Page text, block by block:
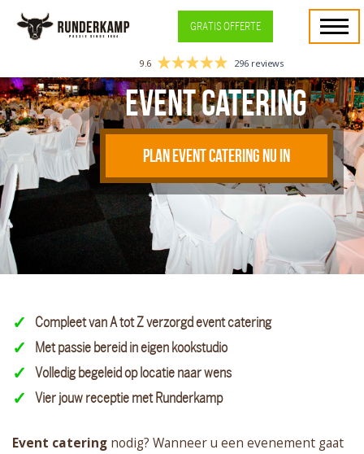
GRATIS OFFERTE
9.6 296 reviews
Event catering
PLAN EVENT CATERING NU IN
Compleet van A tot Z verzorgd event catering
Met passie bereid in eigen kookstudio
Volledig begeleid op locatie naar wens
Vier jouw receptie met Runderkamp
Event catering nodig? Wanneer u een evenement gaat